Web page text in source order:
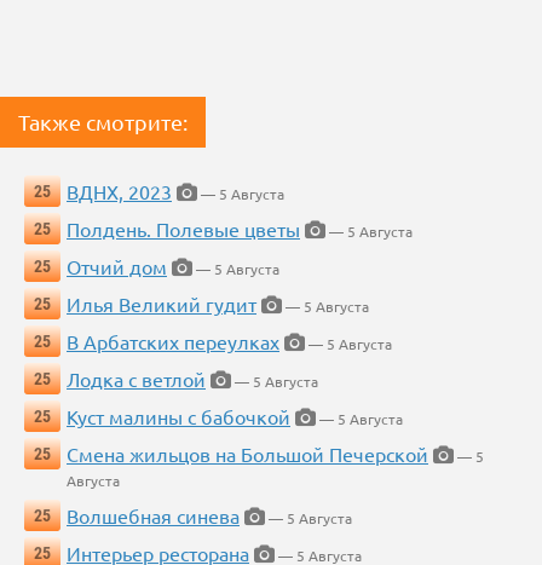
Также смотрите:
25 ВДНХ, 2023
— 5 Августа
25
Полдень. Полевые цветы
— 5 Августа
25
Отчий дом
— 5 Августа
25
Илья Великий гудит
— 5 Августа
25
В Арбатских переулках
— 5 Августа
25
Лодка с ветлой
— 5 Августа
25
Куст малины с бабочкой
— 5 Августа
25
Смена жильцов на Большой Печерской
— 5
Августа
25
Волшебная синева
— 5 Августа
25
Интерьер ресторана — 5 Августа